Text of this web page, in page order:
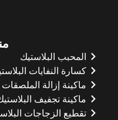
المحبب البلاستيك
كسارة النفايات
ماكينة إزالة الملصقات
ماكينة تجفيف
تقطيع الزجاجات